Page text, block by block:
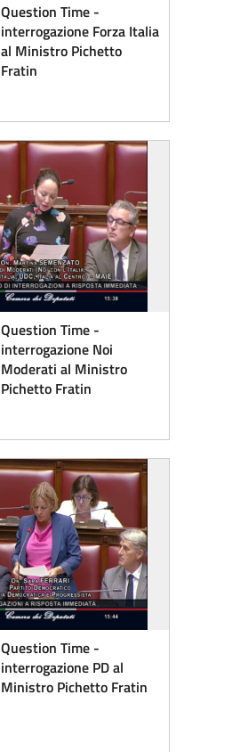
Question Time -
interrogazione Forza Italia
al Ministro Pichetto
Fratin
Question Time -
interrogazione Noi
Moderati al Ministro
Pichetto Fratin
Question Time -
interrogazione PD al
Ministro Pichetto Fratin